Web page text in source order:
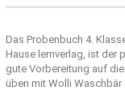
Das Probenbuch 4.
Hause lernverlag, ist der
gute Vorbereitung auf
üben mit Wolli